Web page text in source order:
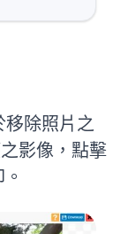
除照片之
影像，點擊